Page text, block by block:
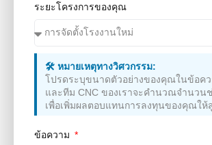
ระยะโครงการของคุณ
🛠️ หมายเหตุทางวิศวกรรม:
โปรดระบุขนาดตัวอย่างของคุณในข้อค
และทีม CNC ของเราจะคำนวณจำนวน
เพื่อเพิ่มผลตอบแทนการลงทุนของคุณให้
ข้อความ